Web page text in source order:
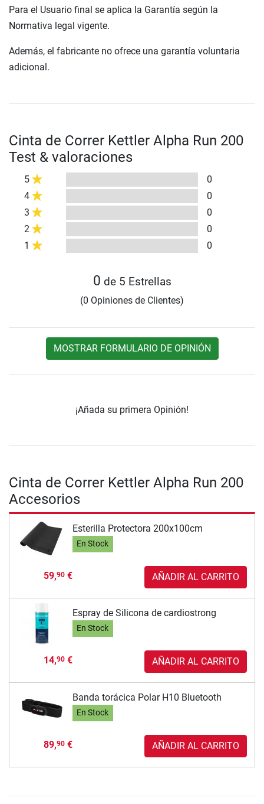
Para el Usuario final se aplica la Garantía según la
Normativa legal vigente.
Además, el fabricante no ofrece una garantía voluntaria
adicional.
Cinta de Correr Kettler Alpha Run 200
Test & valoraciones
5
0
4
0
3
0
2
0
1
0
0 de 5 Estrellas
(0 Opiniones de Clientes)
MOSTRAR FORMULARIO DE OPINIÓN
¡Añada su primera Opinión!
Cinta de Correr Kettler Alpha Run 200
Accesorios
Esterilla Protectora 200x100cm
En Stock
59,90€ AÑADIR AL CARRITO
Espray de Silicona de cardiostrong
En Stock
14,90€ AÑADIR AL CARRITO
Banda torácica Polar H10 Bluetooth
En Stock
89,90€ AÑADIR AL CARRITO